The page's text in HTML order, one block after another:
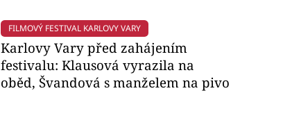
FILMOVÝ FESTIVAL KARLOVY VARY
Karlovy Vary před zahájením
festivalu: Klausová vyrazila na
oběd, Švandová s manželem na pivo